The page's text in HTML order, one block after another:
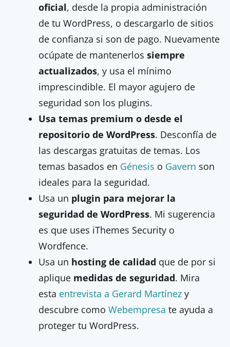
oficial, desde la propia administración
de tu WordPress, o descargarlo de sitios
de confianza si son de pago. Nuevamente
ocúpate de mantenerlos siempre
actualizados, y usa el mínimo
imprescindible. El mayor agujero de
seguridad son los plugins.
Usa temas premium o desde el
repositorio de WordPress. Desconfía de
las descargas gratuitas de temas. Los
temas basados en Génesis o Gavern son
ideales para la seguridad.
Usa un plugin para mejorar la
seguridad de WordPress. Mi sugerencia
es que uses iThemes Security o
Wordfence.
Usa un hosting de calidad que de por si
aplique medidas de seguridad. Mira
esta entrevista a Gerard Martínezy
descubre como Webempresa te ayuda a
proteger tu WordPress.